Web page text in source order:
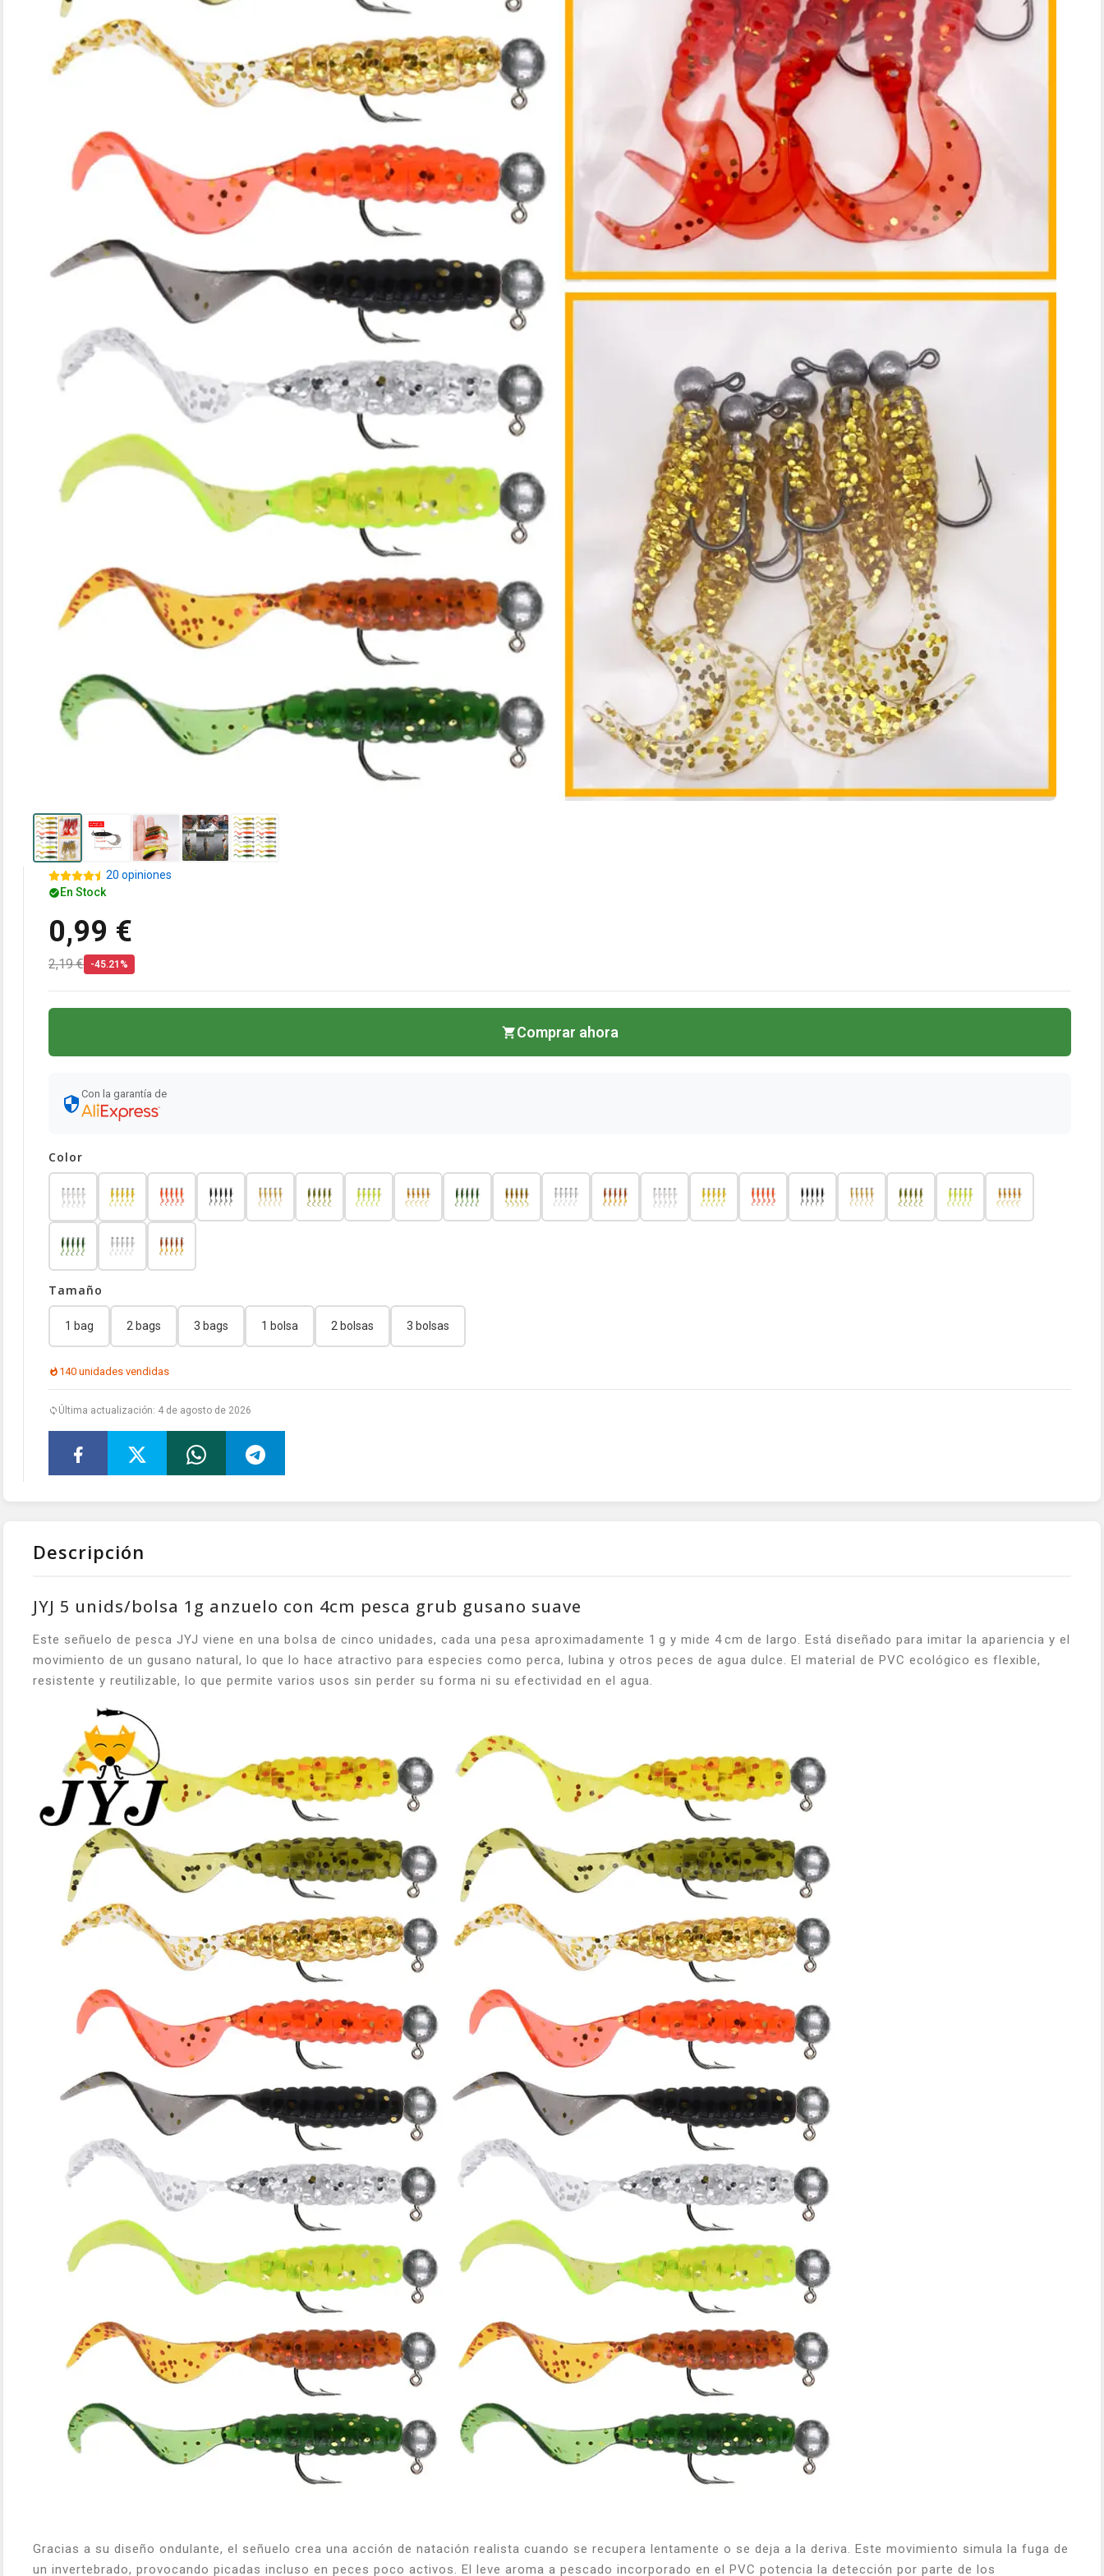
20 opiniones
En Stock
0,99 €
2,19 € -45.21%
Comprar ahora
Con la garantía de
Color
Tamaño
1 bag 2 bags 3 bags 1 bolsa 2 bolsas 3 bolsas
140 unidades vendidas
Última actualización: 4 de agosto de 2026
Descripción
JYJ 5 unids/bolsa 1g anzuelo con 4cm pesca grub gusano suave
Este señuelo de pesca JYJ viene en una bolsa de cinco unidades, cada una pesa aproximadamente 1 g y mide 4 cm de largo. Está diseñado para imitar la apariencia y el
movimiento de un gusano natural, lo que lo hace atractivo para especies como perca, lubina y otros peces de agua dulce. El material de PVC ecológico es flexible,
resistente y reutilizable, lo que permite varios usos sin perder su forma ni su efectividad en el agua.
Gracias a su diseño ondulante, el señuelo crea una acción de natación realista cuando se recupera lentamente o se deja a la deriva. Este movimiento simula la fuga de
un invertebrado, provocando picadas incluso en peces poco activos. El leve aroma a pescado incorporado en el PVC potencia la detección por parte de los